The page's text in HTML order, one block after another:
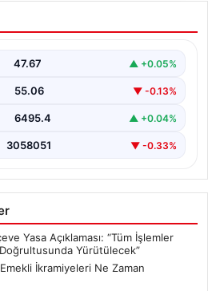
Emekli
Zaman Ödenecek?
gözü kulağı bayram
47.67 ▲ +0.05%
55.06 ▼ -0.13%
6495.4 ▲ +0.04%
3058051 ▼ -0.33%
Yasa Açıklaması: “Tüm İşlemler
Yürütülecek”
İkramiyeleri Ne Zaman